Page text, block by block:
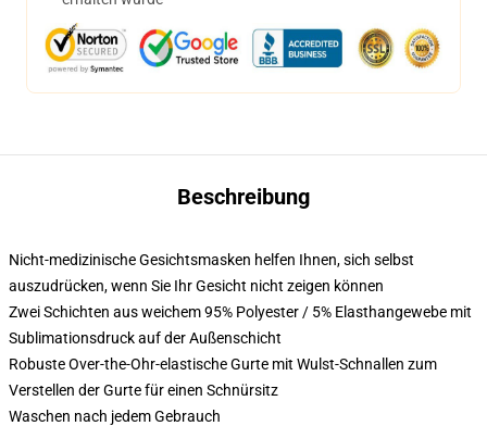
Beschreibung
Nicht-medizinische Gesichtsmasken helfen Ihnen, sich selbst
auszudrücken, wenn Sie Ihr Gesicht nicht zeigen können
Zwei Schichten aus weichem 95% Polyester / 5% Elasthangewebe mit
Sublimationsdruck auf der Außenschicht
Robuste Over-the-Ohr-elastische Gurte mit Wulst-Schnallen zum
Verstellen der Gurte für einen Schnürsitz
Waschen nach jedem Gebrauch